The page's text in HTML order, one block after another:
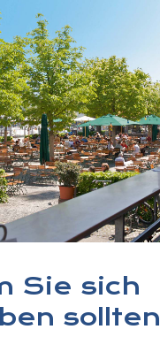
Sie sich
sollten